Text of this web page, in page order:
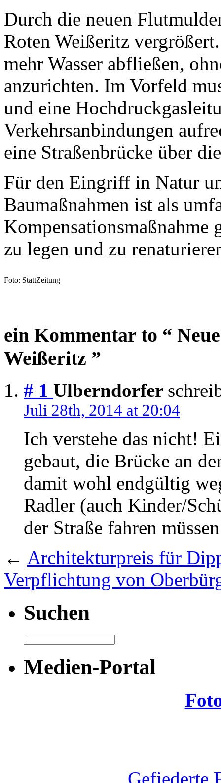
Durch die neuen
Roten Weißeritz
mehr Wasser abfließen,
anzurichten. Im Vorfeld
und eine
Verkehrsanbindungen
eine Straßenbrücke über
Für den Eingriff in Natur
Baumaßnahmen ist als
zu legen und zu
Foto: StattZeitung
ein Kommentar to “
Weißeritz ”
# 1 Ulberndorfer
Juli 28th, 2014 at 20:04
Ich verstehe das nicht!
gebaut, die Brücke an
damit wohl endgültig
Radler (auch Kinder/
der Straße fahren
← Architekturpreis für
Verpflichtung von
Suchen
Medien-Portal
Gefiederte